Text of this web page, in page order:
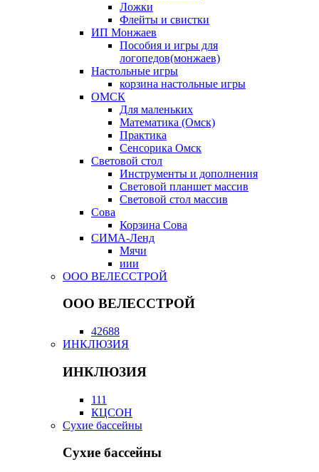
Ложки
Флейты и свистки
ИП Монжаев
Пособия и игры для
логопедов(монжаев)
Настольные игры
корзина настольные игры
ОМСК
Для маленьких
Математика (Омск)
Практика
Сенсорика Омск
Световой стол
Инструменты и дополнения
Световой планшет массив
Световой стол массив
Сова
Корзина Сова
СИМА-Ленд
Мячи
иии
ООО ВЕЛЕССТРОЙ
ООО ВЕЛЕССТРОЙ
42688
ИНКЛЮЗИЯ
ИНКЛЮЗИЯ
111
КЦСОН
Сухие бассейны
Сухие бассейны